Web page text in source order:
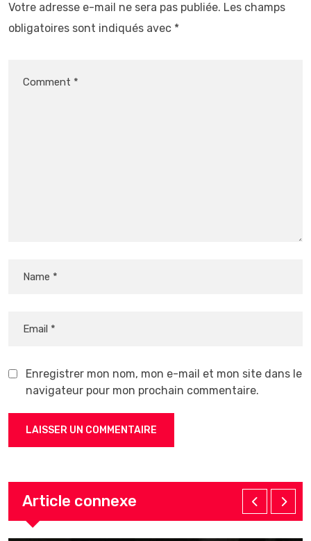
Votre adresse e-mail ne sera pas publiée. Les champs
obligatoires sont indiqués avec *
Enregistrer mon nom, mon e-mail et mon site dans le
navigateur pour mon prochain commentaire.
Article connexe